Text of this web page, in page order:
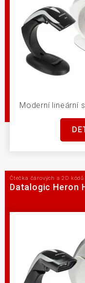
Moderní lineární
Čtečka čárových a 2D kódů
Datalogic Heron